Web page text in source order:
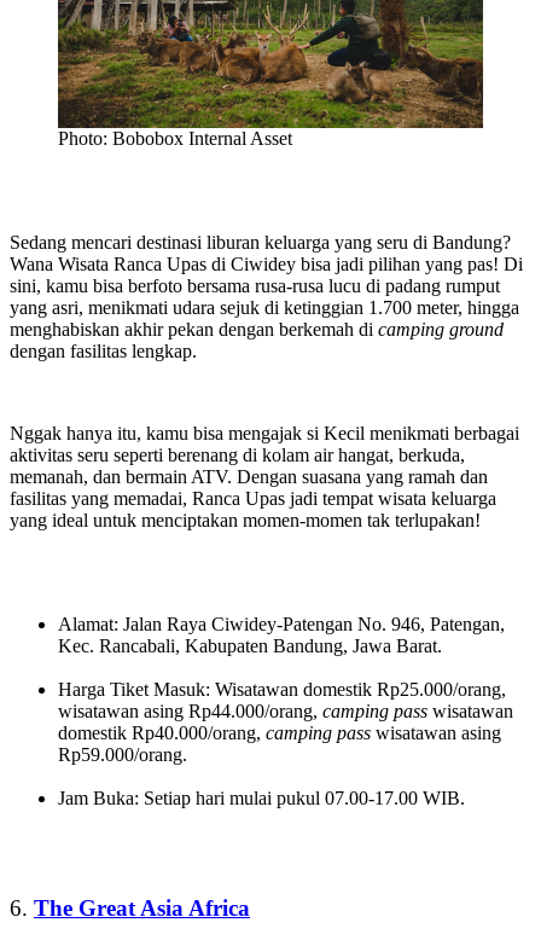
Photo: Bobobox Internal Asset
Sedang mencari destinasi liburan keluarga yang seru di Bandung?
Wana Wisata Ranca Upas di Ciwidey bisa jadi pilihan yang pas! Di
sini, kamu bisa berfoto bersama rusa-rusa lucu di padang rumput
yang asri, menikmati udara sejuk di ketinggian 1.700 meter, hingga
menghabiskan akhir pekan dengan berkemah di camping ground
dengan fasilitas lengkap.
Nggak hanya itu, kamu bisa mengajak si Kecil menikmati berbagai
aktivitas seru seperti berenang di kolam air hangat, berkuda,
memanah, dan bermain ATV. Dengan suasana yang ramah dan
fasilitas yang memadai, Ranca Upas jadi tempat wisata keluarga
yang ideal untuk menciptakan momen-momen tak terlupakan!
Alamat: Jalan Raya Ciwidey-Patengan No. 946, Patengan,
Kec. Rancabali, Kabupaten Bandung, Jawa Barat.
Harga Tiket Masuk: Wisatawan domestik Rp25.000/orang,
wisatawan asing Rp44.000/orang, camping pass wisatawan
domestik Rp40.000/orang, camping pass wisatawan asing
Rp59.000/orang.
Jam Buka: Setiap hari mulai pukul 07.00-17.00 WIB.
6. The Great Asia Africa